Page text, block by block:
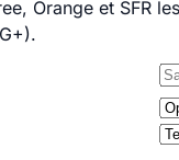
Orange et SFR